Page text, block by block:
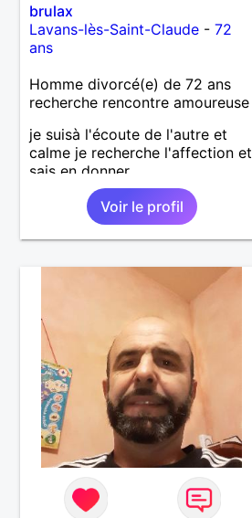
brulax
Lavans-lès-Saint-Claude- 72
ans
Homme divorcé(e) de 72 ans
recherche rencontre amoureuse
je suisà l'écoute de l'autre et
calme je recherche l'affection et
sais en donner
Voir le profil